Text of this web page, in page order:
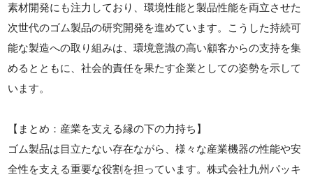
素材開発にも注力しており、環境性能と製品性能を両立させた
次世代のゴム製品の研究開発を進めています。こうした持続可
能な製造への取り組みは、環境意識の高い顧客からの支持を集
めるとともに、社会的責任を果たす企業としての姿勢を示して
います。
【まとめ：産業を支える縁の下の力持ち】
ゴム製品は目立たない存在ながら、様々な産業機器の性能や安
全性を支える重要な役割を担っています。株式会社九州パッキ